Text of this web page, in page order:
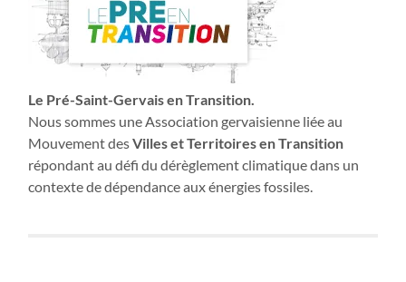
Le Pré-Saint-Gervais en Transition.
Nous sommes une Association gervaisienne liée au
Mouvement desVilles et Territoires en Transition
répondant au défi du dérèglement climatique dans un
contexte de dépendance aux énergies fossiles.